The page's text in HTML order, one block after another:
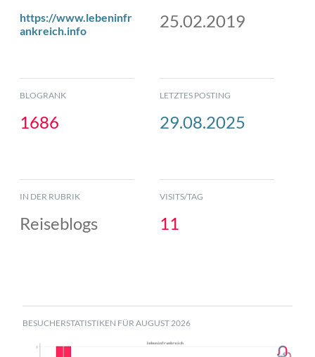
https://www.lebeninfr
ankreich.info
25.02.2019
BLOGRANK
1686
LETZTES POSTING
29.08.2025
IN DER RUBRIK
Reiseblogs
VISITS/TAG
11
BESUCHERSTATISTIKEN FÜR AUGUST 2026